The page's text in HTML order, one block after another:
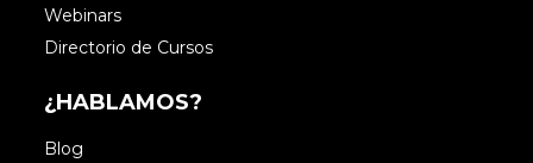
Webinars
Directorio de Cursos
¿HABLAMOS?
Blog